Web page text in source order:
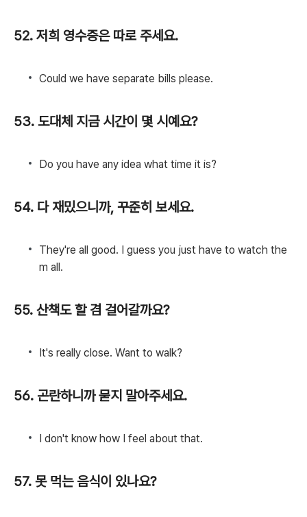
52. 저희 영수증은 따로 주세요.
Could we have separate bills please.
53. 도대체 지금 시간이 몇 시예요?
Do you have any idea what time it is?
54. 다 재밌으니까, 꾸준히 보세요.
They're all good. I guess you just have to watch the
m all.
55. 산책도 할 겸 걸어갈까요?
It's really close. Want to walk?
56. 곤란하니까 묻지 말아주세요.
I don't know how I feel about that.
57. 못 먹는 음식이 있나요?